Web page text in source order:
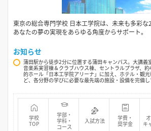
東京の総合専門学校 日本工学院は、未来も多彩な
あなたの夢の実現をあらゆる角度からサポート。
お知らせ
蒲田駅から徒歩2分に位置する蒲田キャンパス。大講義
音楽系実習棟＆クラブハウス棟、セントラルプラザ、
的ホール「日本工学院アリーナ」に加え、ホテル・観
ど、各分野の学びに必要な最先端の施設・設備を完備し
学校
TOP
学部・
学科・
コース
入試方法
学費・
奨学金
キ